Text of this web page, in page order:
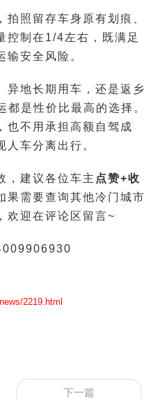
照留存车身原有划痕、
控制在1/4左右，既满足
输安全风险。
异地长期用车，还是返乡
是性价比最高的选择。
也不用承担高额自驾成
人车分离出行。
，建议各位车主 点赞+收
果需要查询其他冷门城市
欢迎在评论区留言~
2219.html
下一篇